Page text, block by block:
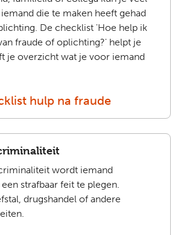
die te maken heeft gehad
De checklist 'Hoe help ik
fraude of oplichting?' helpt je
je overzicht wat je voor iemand
hulp na fraude
wordt iemand
strafbaar feit te plegen.
drugshandel of andere